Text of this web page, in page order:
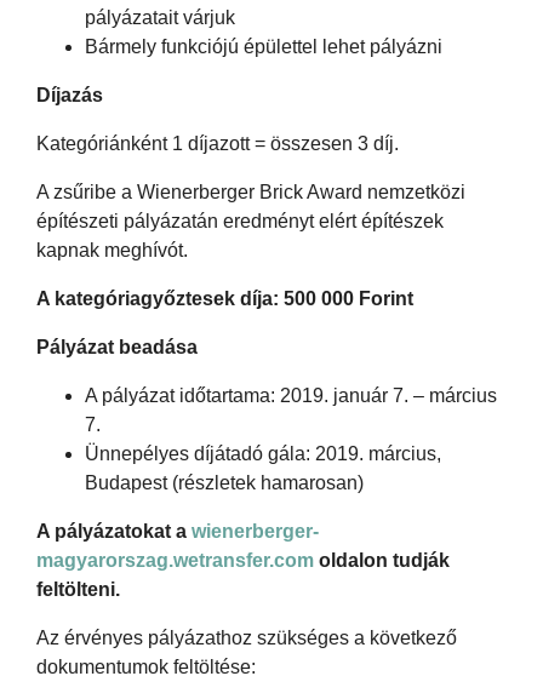
pályázatait várjuk
Bármely funkciójú épülettel lehet pályázni
Díjazás
Kategóriánként 1 díjazott = összesen 3 díj.
A zsűribe a Wienerberger Brick Award nemzetközi
építészeti pályázatán eredményt elért építészek
kapnak meghívót.
A kategóriagyőztesek díja: 500 000 Forint
Pályázat beadása
A pályázat időtartama: 2019. január 7. – március
7.
Ünnepélyes díjátadó gála: 2019. március,
Budapest (részletek hamarosan)
A pályázatokat a wienerberger-
magyarorszag.wetransfer.com oldalon tudják
feltölteni.
Az érvényes pályázathoz szükséges a következő
dokumentumok feltöltése: